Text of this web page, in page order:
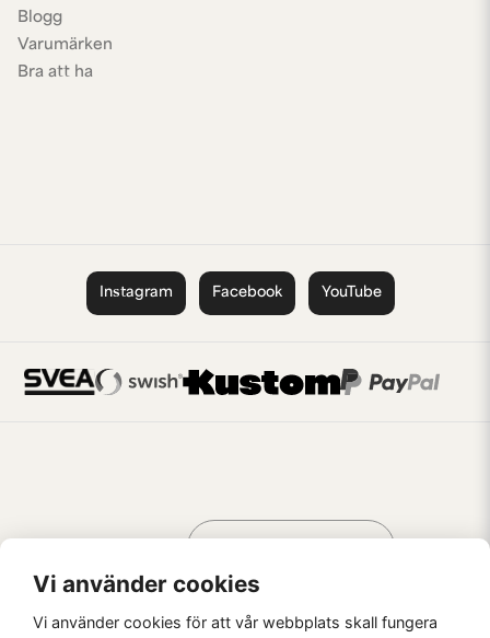
Blogg
Varumärken
Bra att ha
Instagram Facebook YouTube
AV KREATÖRER
Vi använder cookies
Vi använder cookies för att vår webbplats skall fungera